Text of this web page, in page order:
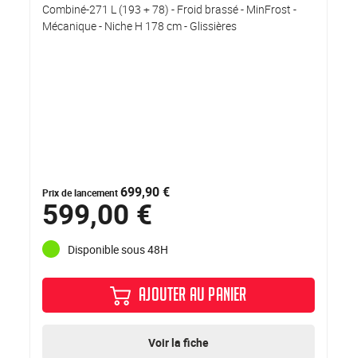
Combiné-271 L (193 + 78) - Froid brassé - MinFrost -
Mécanique - Niche H 178 cm - Glissières
Prix de lancement699,90 €
599,00 €
Disponible sous 48H
AJOUTER AU PANIER
Voir la fiche